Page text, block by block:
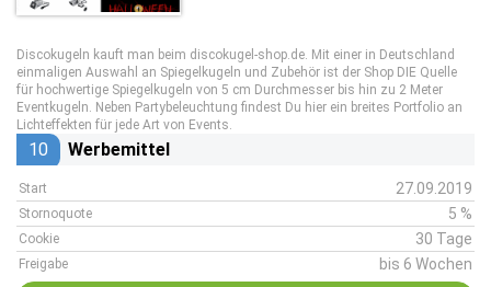
Discokugeln kauft man beim discokugel-shop.de. Mit einer in Deutschland
einmaligen Auswahl an Spiegelkugeln und Zubehör ist der Shop DIE Quelle
für hochwertige Spiegelkugeln von 5 cm Durchmesser bis hin zu 2 Meter
Eventkugeln. Neben Partybeleuchtung findest Du hier ein breites Portfolio an
Lichteffekten für jede Art von Events.
10 Werbemittel
Start 27.09.2019
Stornoquote 5 %
Cookie 30 Tage
Freigabe bis 6 Wochen